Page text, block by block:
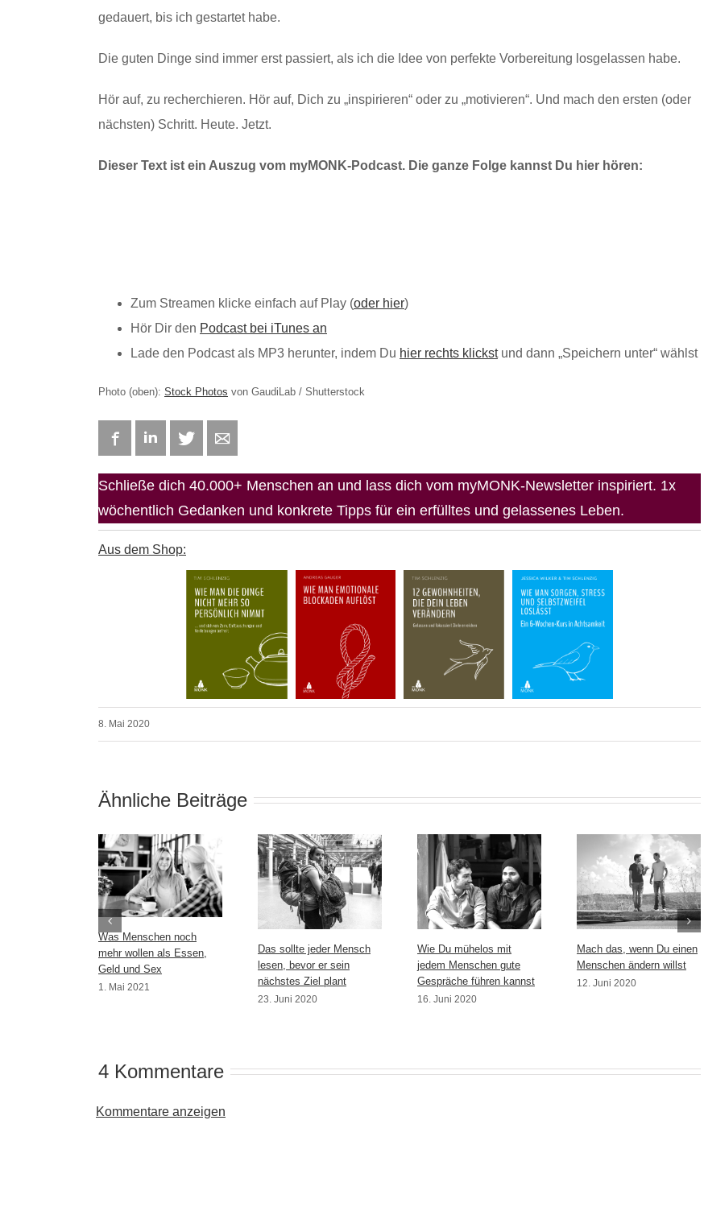
gedauert, bis ich gestartet habe.
Die guten Dinge sind immer erst passiert, als ich die Idee von perfekte Vorbereitung losgelassen habe.
Hör auf, zu recherchieren. Hör auf, Dich zu „inspirieren“ oder zu „motivieren“. Und mach den ersten (oder
nächsten) Schritt. Heute. Jetzt.
Dieser Text ist ein Auszug vom myMONK-Podcast. Die ganze Folge kannst Du hier hören:
Zum Streamen klicke einfach auf Play (oder hier)
Hör Dir den Podcast bei iTunes an
Lade den Podcast als MP3 herunter, indem Du hier rechts klickstund dann „Speichern unter“ wählst
Photo (oben): Stock Photos von GaudiLab / Shutterstock
FacebookLinkedIn Twitter
Schließe dich 40.000+ Menschen an und lass dich vom myMONK-Newsletter inspiriert. 1x
wöchentlich Gedanken und konkrete Tipps für ein erfülltes und gelassenes Leben.
Aus dem Shop:
8. Mai 2020
Ähnliche Beiträge
Was Menschen noch
mehr wollen als Essen,
Geld und Sex
1. Mai 2021
Das sollte jeder Mensch
lesen, bevor er sein
nächstes Ziel plant
23. Juni 2020
Wie Du mühelos mit
jedem Menschen gute
Gespräche führen kannst
16. Juni 2020
Mach das, wenn Du einen
Menschen ändern willst
12. Juni 2020
4 Kommentare
Kommentare anzeigen